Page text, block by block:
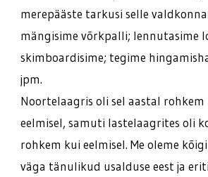
merepääste tarkusi selle
mängisime võrkpalli; lennutasime
skimboardisime; tegime
jpm.
Noortelaagris oli sel aastal
eelmisel, samuti lastelaagrites oli
rohkem kui eelmisel. Me oleme
väga tänulikud usalduse eest ja